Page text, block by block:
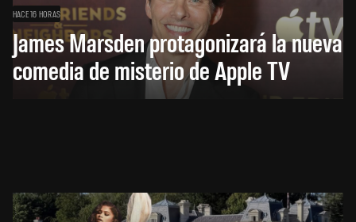
HACE 16 HORAS
James Marsden protagonizará la nueva
comedia de misterio de Apple TV